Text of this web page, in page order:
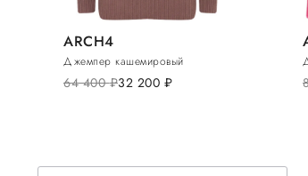
ARCH4
Джемпер кашемировый
64 400руб.32 200 руб.